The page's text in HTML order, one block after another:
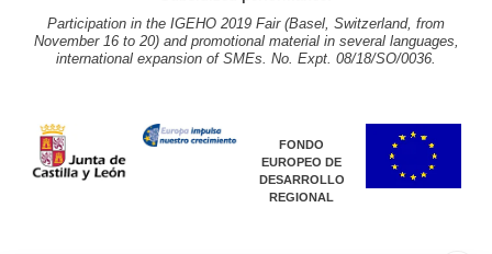
Participation in the IGEHO 2019 Fair (Basel, Switzerland, from
November 16 to 20) and promotional material in several languages,
international expansion of SMEs. No. Expt. 08/18/SO/0036.
FONDO
EUROPEO DE
DESARROLLO
REGIONAL